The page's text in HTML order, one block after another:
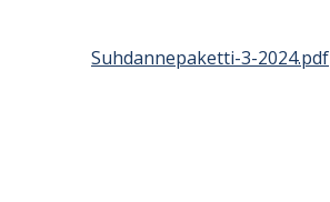
Suhdannepaketti-3-2024.pdf